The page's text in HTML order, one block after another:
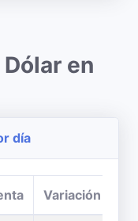
en
día
Variación